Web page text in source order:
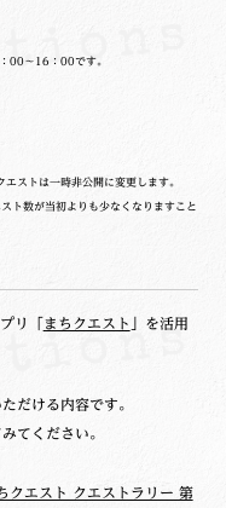
00～16：00です。
ストは一時非公開に変更します。
ト数が当初よりも少なくなりますこと
リ「 まちクエスト
」を活用
だける内容です。
てください。
エスト クエストラリー 第